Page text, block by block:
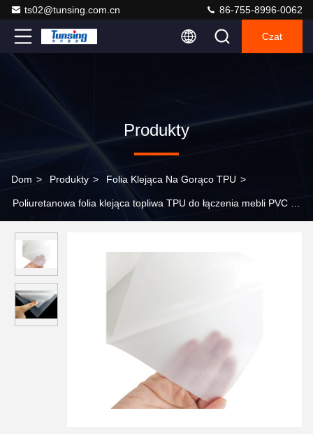
ts02@tunsing.com.cn 86-755-8996-0062
Czat
Produkty
Dom > Produkty > Folia Klejąca Na Gorąco TPU >
Poliuretanowa folia klejąca topliwa TPU do łączenia mebli PVC z